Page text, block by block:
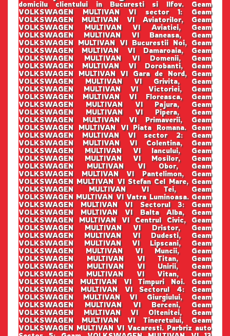
domicilu clientului in Bucuresti si Ilfov. Geam
VOLKSWAGEN MULTIVAN VI sector 1: Geam
VOLKSWAGEN MULTIVAN VI Aviatorilor, Geam
VOLKSWAGEN MULTIVAN VI Aviatiei, Geam
VOLKSWAGEN MULTIVAN VI Baneasa, Geam
VOLKSWAGEN MULTIVAN VI Bucurestii Noi, Geam
VOLKSWAGEN MULTIVAN VI Damaroaia, Geam
VOLKSWAGEN MULTIVAN VI Domenii, Geam
VOLKSWAGEN MULTIVAN VI Dorobanti, Geam
VOLKSWAGEN MULTIVAN VI Gara de Nord, Geam
VOLKSWAGEN MULTIVAN VI Grivita, Geam
VOLKSWAGEN MULTIVAN VI Victoriei, Geam
VOLKSWAGEN MULTIVAN VI Floreasca, Geam
VOLKSWAGEN MULTIVAN VI Pajura, Geam
VOLKSWAGEN MULTIVAN VI Pipera, Geam
VOLKSWAGEN MULTIVAN VI Primaverii, Geam
VOLKSWAGEN MULTIVAN VI Piata Romana. Geam
VOLKSWAGEN MULTIVAN VI sector 2: Geam
VOLKSWAGEN MULTIVAN VI Colentina, Geam
VOLKSWAGEN MULTIVAN VI Iancului, Geam
VOLKSWAGEN MULTIVAN VI Mosilor, Geam
VOLKSWAGEN MULTIVAN VI Obor, Geam
VOLKSWAGEN MULTIVAN VI Pantelimon, Geam
VOLKSWAGEN MULTIVAN VI Stefan Cel Mare, Geam
VOLKSWAGEN MULTIVAN VI Tei, Geam
VOLKSWAGEN MULTIVAN VI Vatra Luminoasa. Geam
VOLKSWAGEN MULTIVAN VI Sectorul 3: Geam
VOLKSWAGEN MULTIVAN VI Balta Alba, Geam
VOLKSWAGEN MULTIVAN VI Centrul Civic, Geam
VOLKSWAGEN MULTIVAN VI Dristor, Geam
VOLKSWAGEN MULTIVAN VI Dudesti, Geam
VOLKSWAGEN MULTIVAN VI Lipscani, Geam
VOLKSWAGEN MULTIVAN VI Muncii, Geam
VOLKSWAGEN MULTIVAN VI Titan, Geam
VOLKSWAGEN MULTIVAN VI Unirii, Geam
VOLKSWAGEN MULTIVAN VI Vitan, Geam
VOLKSWAGEN MULTIVAN VI Timpuri Noi. Geam
VOLKSWAGEN MULTIVAN VI Sectorul 4: Geam
VOLKSWAGEN MULTIVAN VI Giurgiului, Geam
VOLKSWAGEN MULTIVAN VI Berceni, Geam
VOLKSWAGEN MULTIVAN VI Oltenitei, Geam
VOLKSWAGEN MULTIVAN VI Tineretului, Geam
VOLKSWAGEN MULTIVAN VI Vacaresti. Parbriz auto